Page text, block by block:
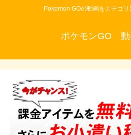
Pokemon GOの動画をカテゴリ
ポケモンGO 動